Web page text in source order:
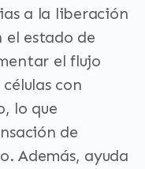
a la liberación
el estado de
el flujo
con
lo que
de
Además, ayuda